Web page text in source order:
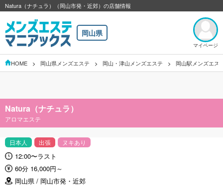
Natura（ナチュラ）（岡山市発・近郊）の店舗情報
岡山県
マイページ
HOME 岡山県メンズエステ 岡山・津山メンズエステ 岡山駅メンズエス
Natura（ナチュラ）
アロマエステ
日本人 出張 ヌキあり
12:00〜ラスト
60分 16,000円～
岡山県 / 岡山市発・近郊